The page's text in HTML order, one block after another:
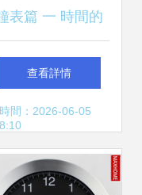
表篇 一 時間的
機械詩篇
查看詳情
間：2026-06-05